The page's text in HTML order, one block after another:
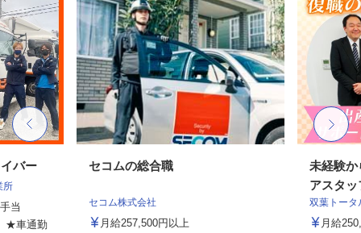
バー
所
当
★車通勤
セコムの総合職
セコム株式会社
月給257,500円以上
未経験か
アスタッ
双葉トータ
月給